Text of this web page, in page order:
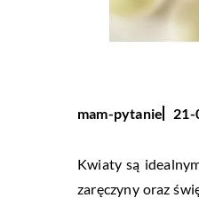
mam-pytanie 21-
Kwiaty są
zaręczyny oraz